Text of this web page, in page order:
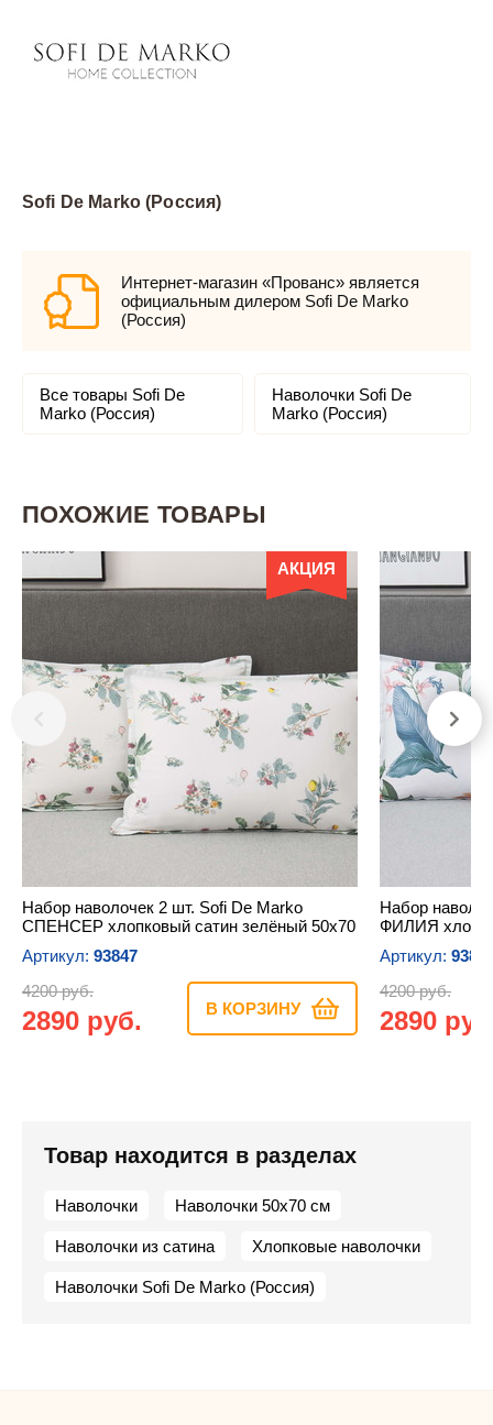
Sofi De Marko (Россия)
Интернет-магазин «Прованс» является
официальным дилером Sofi De Marko
(Россия)
Все товары Sofi De
Marko (Россия)
Наволочки Sofi De
Marko (Россия)
ПОХОЖИЕ ТОВАРЫ
АКЦИЯ
Набор наволочек 2 шт. Sofi De Marko
СПЕНСЕР хлопковый сатин зелёный 50х70
Артикул: 93847
4200 руб.
2890 руб. В КОРЗИНУ
Набор
ФИЛИЯ
Артикул:
4200 руб.
2890
Товар находится в разделах
Наволочки Наволочки 50х70 см
Наволочки из сатина Хлопковые наволочки
Наволочки Sofi De Marko (Россия)